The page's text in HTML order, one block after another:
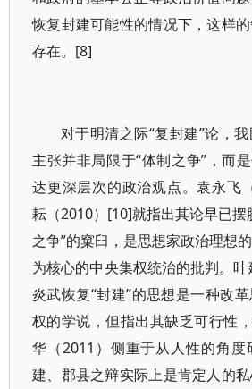
恢复封建可能性的情况下，这样
存在。[8]
对于明清之际“复封建”论，
主张并非局限于“体制之争”，而
达更深层次的政治观点。袁永飞
耘（2010）[10]就指出其论早已摆
之争”的窠臼，是思想家政治理想
为核心的中央集权统治的批判。
炎武恢复“封建”的思想是一种改
权的学说，但指出其缺乏可行性
华（2011）侧重于从人性的角
建、郡县之辩实际上是肯定人的